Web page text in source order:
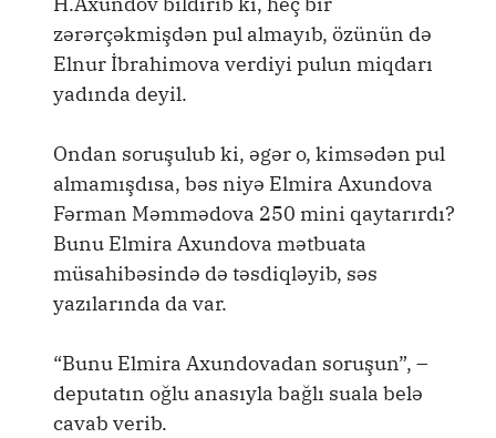
zərərçəkmişdən pul almayıb, özünün də
Elnur İbrahimova verdiyi pulun miqdarı
yadında deyil.
Ondan soruşulub ki, əgər o, kimsədən pul
almamışdısa, bəs niyə Elmira Axundova
Fərman Məmmədova 250 mini qaytarırdı?
Bunu Elmira Axundova mətbuata
müsahibəsində də təsdiqləyib, səs
yazılarında da var.
“Bunu Elmira Axundovadan soruşun”, –
deputatın oğlu anasıyla bağlı suala belə
cavab verib.